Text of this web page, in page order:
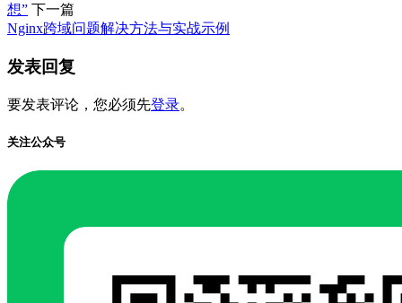
想” 下一篇
Nginx跨域问题解决方法与实战示例
发表回复
要发表评论，您必须先登录。
关注公众号